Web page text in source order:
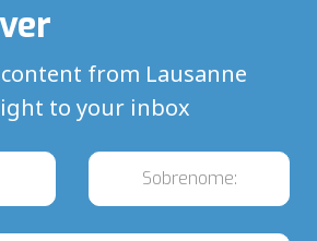
from Lausanne
to your inbox